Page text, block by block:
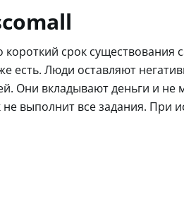
срок существования
есть. Люди оставляют
Они вкладывают деньги и не
не выполнит все задания. При